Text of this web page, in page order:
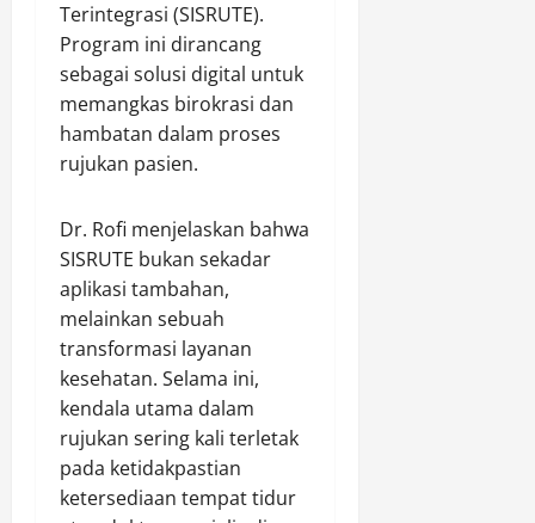
Terintegrasi (SISRUTE).
Program ini dirancang
sebagai solusi digital untuk
memangkas birokrasi dan
hambatan dalam proses
rujukan pasien.
Dr. Rofi menjelaskan bahwa
SISRUTE bukan sekadar
aplikasi tambahan,
melainkan sebuah
transformasi layanan
kesehatan. Selama ini,
kendala utama dalam
rujukan sering kali terletak
pada ketidakpastian
ketersediaan tempat tidur